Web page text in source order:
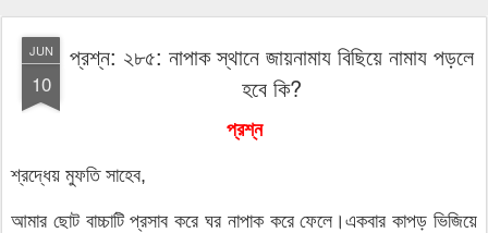
JUN
10
প্রশ্ন: ২৮৫: নাপাক স্থানে জায়নামায বিছিয়ে নামায পড়লে
হবে কি?
প্রশ্ন
শ্রদ্ধেয় মুফতি সাহেব,
আমার ছোট বাচ্চাটি প্রসাব করে ঘর নাপাক করে ফেলে।একবার কাপড় ভিজিয়ে